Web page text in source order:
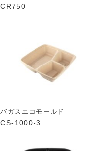
CR750
バガスエコモールド
CS-1000-3